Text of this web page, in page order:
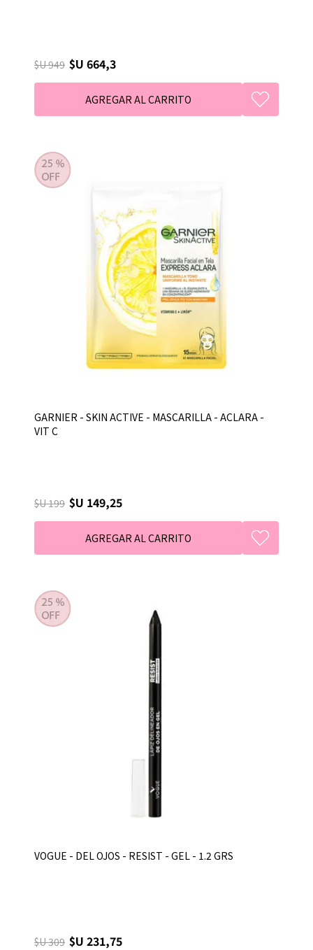
$U 949 $U 664,3
GARNIER - SKIN ACTIVE - MASCARILLA - ACLARA -
VIT C
$U 199 $U 149,25
VOGUE - DEL OJOS - RESIST - GEL - 1.2 GRS
$U 309 $U 231,75